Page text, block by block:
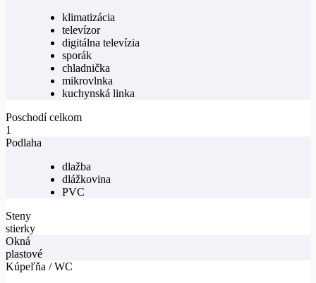
klimatizácia
televízor
digitálna televízia
sporák
chladnička
mikrovlnka
kuchynská linka
Poschodí celkom
1
Podlaha
dlažba
dlážkovina
PVC
Steny
stierky
Okná
plastové
Kúpeľňa / WC